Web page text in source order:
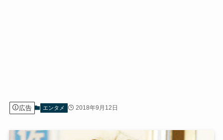
広告 エンタメ 2018年9月12日